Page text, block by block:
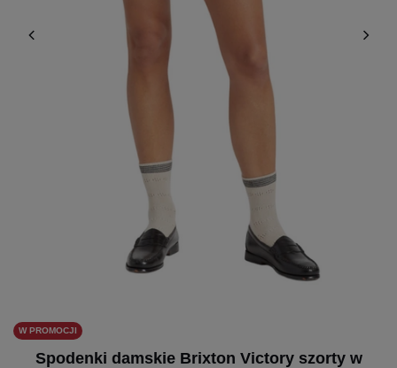
W PROMOCJI
Spodenki damskie Brixton Victory szorty w